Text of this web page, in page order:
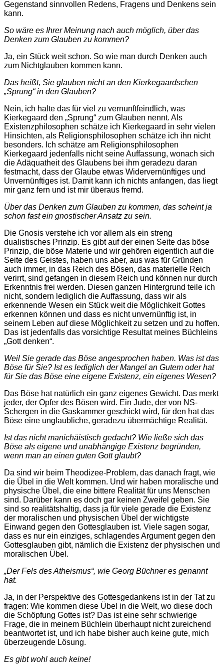
Gegenstand sinnvollen Redens, Fragens und Denkens sein
kann.
So wäre es Ihrer Meinung nach auch möglich, über das
Denken zum Glauben zu kommen?
Ja, ein Stück weit schon. So wie man durch Denken auch
zum Nichtglauben kommen kann.
Das heißt, Sie glauben nicht an den Kierkegaardschen
„Sprung“ in den Glauben?
Nein, ich halte das für viel zu vernunftfeindlich, was
Kierkegaard den „Sprung“ zum Glauben nennt. Als
Existenzphilosophen schätze ich Kierkegaard in sehr vielen
Hinsichten, als Religionsphilosophen schätze ich ihn nicht
besonders. Ich schätze am Religionsphilosophen
Kierkegaard jedenfalls nicht seine Auffassung, wonach sich
die Adäquatheit des Glaubens bei ihm geradezu daran
festmacht, dass der Glaube etwas Widervernünftiges und
Unvernünftiges ist. Damit kann ich nichts anfangen, das liegt
mir ganz fern und ist mir überaus fremd.
Über das Denken zum Glauben zu kommen, das scheint ja
schon fast ein gnostischer Ansatz zu sein.
Die Gnosis verstehe ich vor allem als ein streng
dualistisches Prinzip. Es gibt auf der einen Seite das böse
Prinzip, die böse Materie und wir gehören eigentlich auf die
Seite des Geistes, haben uns aber, aus was für Gründen
auch immer, in das Reich des Bösen, das materielle Reich
verirrt, sind gefangen in diesem Reich und können nur durch
Erkenntnis frei werden. Diesen ganzen Hintergrund teile ich
nicht, sondern lediglich die Auffassung, dass wir als
erkennende Wesen ein Stück weit die Möglichkeit Gottes
erkennen können und dass es nicht unvernünftig ist, in
seinem Leben auf diese Möglichkeit zu setzen und zu hoffen.
Das ist jedenfalls das vorsichtige Resultat meines Büchleins
„Gott denken“.
Weil Sie gerade das Böse angesprochen haben. Was ist das
Böse für Sie? Ist es lediglich der Mangel an Gutem oder hat
für Sie das Böse eine eigene Existenz, ein eigenes Wesen?
Das Böse hat natürlich ein ganz eigenes Gewicht. Das merkt
jeder, der Opfer des Bösen wird. Ein Jude, der von NS-
Schergen in die Gaskammer geschickt wird, für den hat das
Böse eine unglaubliche, geradezu übermächtige Realität.
Ist das nicht manichäistisch gedacht? Wie ließe sich das
Böse als eigene und unabhängige Existenz begründen,
wenn man an einen guten Gott glaubt?
Da sind wir beim Theodizee-Problem, das danach fragt, wie
die Übel in die Welt kommen. Und wir haben moralische und
physische Übel, die eine bittere Realität für uns Menschen
sind. Darüber kann es doch gar keinen Zweifel geben. Sie
sind so realitätshaltig, dass ja für viele gerade die Existenz
der moralischen und physischen Übel der wichtigste
Einwand gegen den Gottesglauben ist. Viele sagen sogar,
dass es nur ein einziges, schlagendes Argument gegen den
Gottesglauben gibt, nämlich die Existenz der physischen und
moralischen Übel.
„Der Fels des Atheismus“, wie Georg Büchner es genannt
hat.
Ja, in der Perspektive des Gottesgedankens ist in der Tat zu
fragen: Wie kommen diese Übel in die Welt, wo diese doch
die Schöpfung Gottes ist? Das ist eine sehr schwierige
Frage, die in meinem Büchlein überhaupt nicht zureichend
beantwortet ist, und ich habe bisher auch keine gute, mich
überzeugende Lösung.
Es gibt wohl auch keine!